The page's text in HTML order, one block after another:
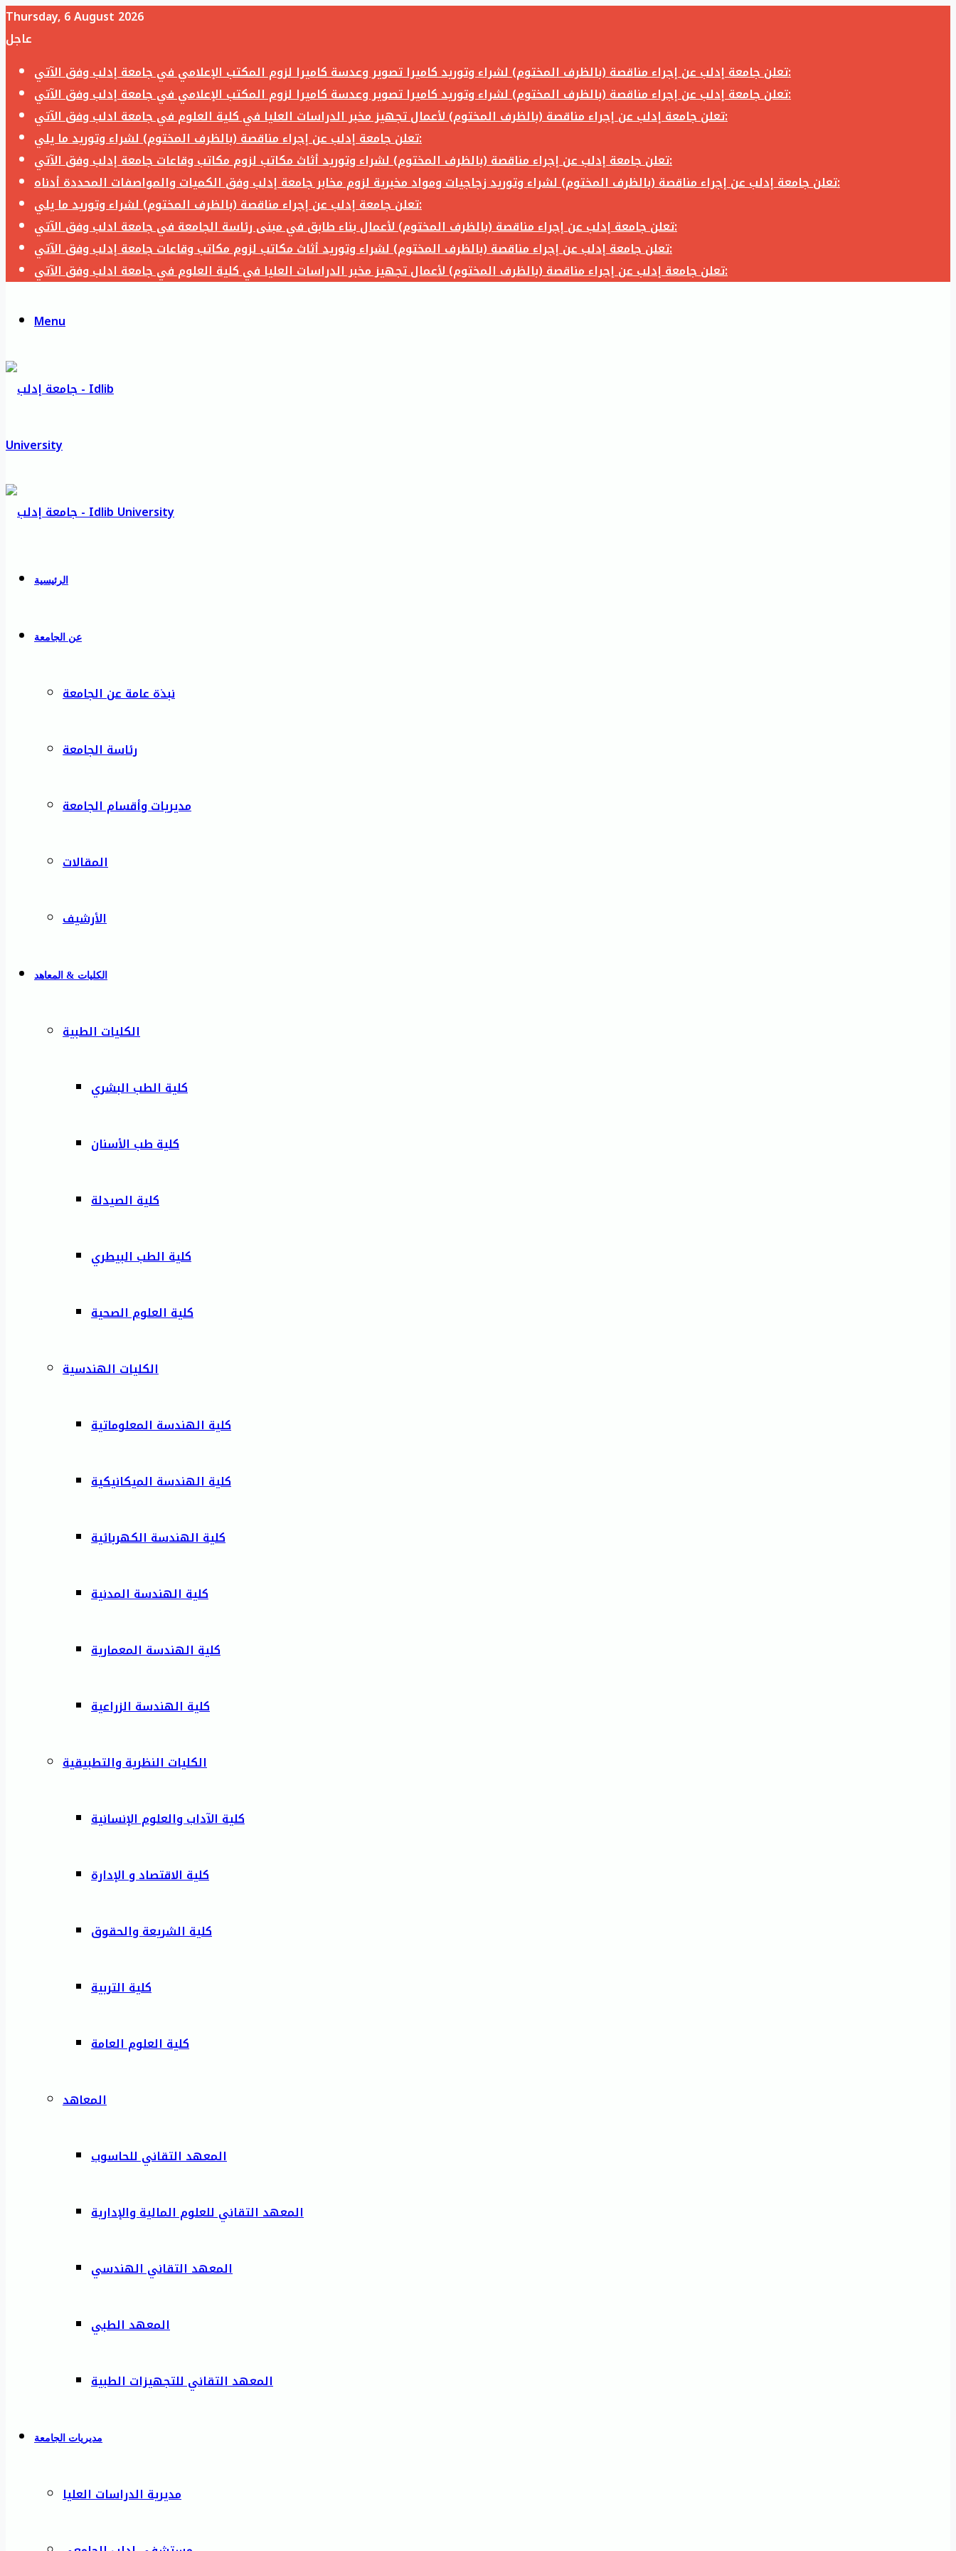
Thursday, 6 August 2026
عاجل
تعلن جامعة إدلب عن إجراء مناقصة (بالظرف المختوم) لشراء وتوريد كاميرا تصوير وعدسة كاميرا لزوم المكتب الإعلامي في جامعة إدلب وفق الآتي:
تعلن جامعة إدلب عن إجراء مناقصة (بالظرف المختوم) لشراء وتوريد كاميرا تصوير وعدسة كاميرا لزوم المكتب الإعلامي في جامعة إدلب وفق الآتي:
تعلن جامعة إدلب عن إجراء مناقصة (بالظرف المختوم) لأعمال تجهيز مخبر الدراسات العليا في كلية العلوم في جامعة ادلب وفق الآتي:
تعلن جامعة إدلب عن إجراء مناقصة (بالظرف المختوم) لشراء وتوريد ما يلي:
تعلن جامعة إدلب عن إجراء مناقصة (بالظرف المختوم) لشراء وتوريد أثاث مكاتب لزوم مكاتب وقاعات جامعة إدلب وفق الآتي:
تعلن جامعة إدلب عن إجراء مناقصة (بالظرف المختوم) لشراء وتوريد زجاجيات ومواد مخبرية لزوم مخابر جامعة إدلب وفق الكميات والمواصفات المحددة أدناه:
تعلن جامعة إدلب عن إجراء مناقصة (بالظرف المختوم) لشراء وتوريد ما يلي:
تعلن جامعة إدلب عن إجراء مناقصة (بالظرف المختوم) لأعمال بناء طابق في مبنى رئاسة الجامعة في جامعة ادلب وفق الآتي:
تعلن جامعة إدلب عن إجراء مناقصة (بالظرف المختوم) لشراء وتوريد أثاث مكاتب لزوم مكاتب وقاعات جامعة إدلب وفق الآتي:
تعلن جامعة إدلب عن إجراء مناقصة (بالظرف المختوم) لأعمال تجهيز مخبر الدراسات العليا في كلية العلوم في جامعة ادلب وفق الآتي:
Menu
الرئيسية
عن الجامعة
نبذة عامة عن الجامعة
رئاسة الجامعة
مديريات وأقسام الجامعة
المقالات
الأرشيف
الكليات & المعاهد
الكليات الطبية
كلية الطب البشري
كلية طب الأسنان
كلية الصيدلة
كلية الطب البيطري
كلية العلوم الصحية
الكليات الهندسية
كلية الهندسة المعلوماتية
كلية الهندسة الميكانيكية
كلية الهندسة الكهربائية
كلية الهندسة المدنية
كلية الهندسة المعمارية
كلية الهندسة الزراعية
الكليات النظرية والتطبيقية
كلية الآداب والعلوم الإنسانية
كلية الاقتصاد و الإدارة
كلية الشريعة والحقوق
كلية التربية
كلية العلوم العامة
المعاهد
المعهد التقاني للحاسوب
المعهد التقاني للعلوم المالية والإدارية
المعهد التقاني الهندسي
المعهد الطبي
المعهد التقاني للتجهيزات الطبية
مديريات الجامعة
مديرية الدراسات العليا